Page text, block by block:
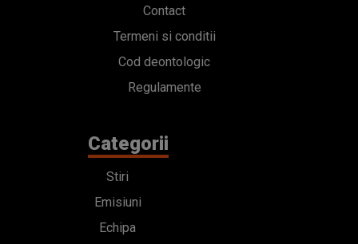
Contact
Termeni si conditii
Cod deontologic
Regulamente
Categorii
Stiri
Emisiuni
Echipa